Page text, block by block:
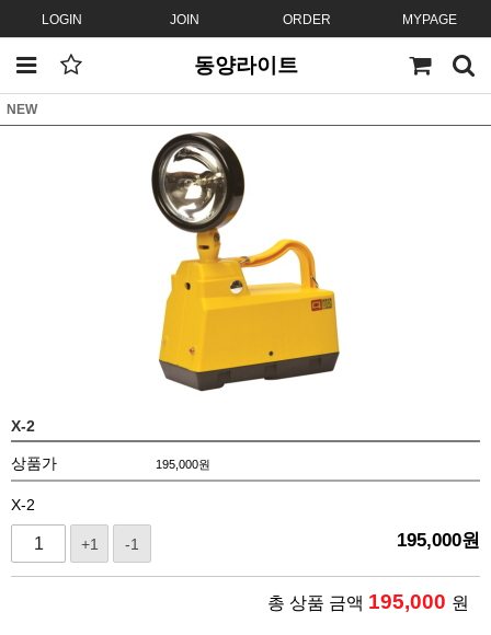
LOGIN JOIN ORDER MYPAGE
동양라이트
NEW
X-2
상품가 195,000원
X-2
+1 -1 195,000원
총 상품 금액 195,000 원